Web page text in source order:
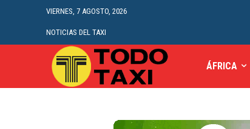
VIERNES, 7 AGOSTO, 2026
NOTICIAS DEL TAXI
ÁFRICA